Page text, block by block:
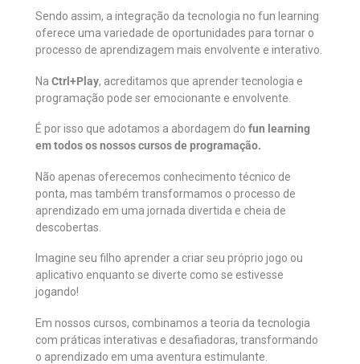
Sendo assim, a integração da tecnologia no fun learning
oferece uma variedade de oportunidades para tornar o
processo de aprendizagem mais envolvente e interativo.
Na Ctrl+Play, acreditamos que aprender tecnologia e
programação pode ser emocionante e envolvente.
É por isso que adotamos a abordagem do fun learning
em todos os nossos cursos de programação.
Não apenas oferecemos conhecimento técnico de
ponta, mas também transformamos o processo de
aprendizado em uma jornada divertida e cheia de
descobertas.
Imagine seu filho aprender a criar seu próprio jogo ou
aplicativo enquanto se diverte como se estivesse
jogando!
Em nossos cursos, combinamos a teoria da tecnologia
com práticas interativas e desafiadoras, transformando
o aprendizado em uma aventura estimulante.